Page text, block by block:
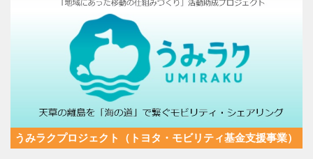
うみラクプロジェクト（トヨタ・モビリティ基金支援事業）